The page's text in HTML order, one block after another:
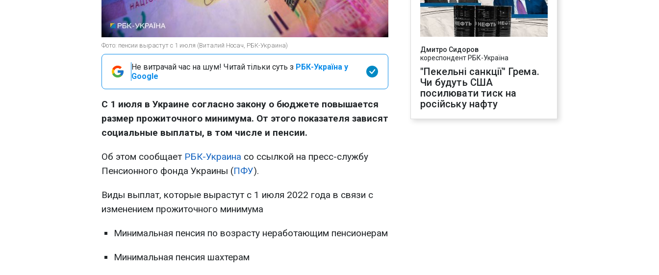
Фото: пенсии вырастут с 1 июля (Виталий Носач, РБК-Украина)
Не витрачай час на шум! Читай тільки суть з РБК-Україна у
Google
С 1 июля в Украине согласно закону о бюджете повышается
размер прожиточного минимума. От этого показателя зависят
социальные выплаты, в том числе и пенсии.
Об этом сообщает РБК-Украина со ссылкой на пресс-службу
Пенсионного фонда Украины (ПФУ).
Виды выплат, которые вырастут с 1 июля 2022 года в связи с
изменением прожиточного минимума
Минимальная пенсия по возрасту неработающим пенсионерам
Минимальная пенсия шахтерам
Дмитро Сидоров
кореспондент РБК-Україна
"Пекельні санкції" Грема.
Чи будуть США
посилювати тиск на
російську нафту